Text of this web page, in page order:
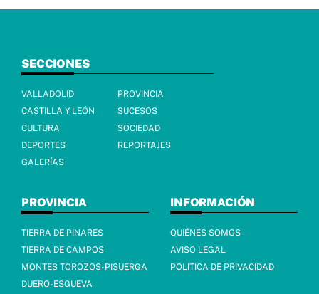
SECCIONES
VALLADOLID
PROVINCIA
CASTILLA Y LEÓN
SUCESOS
CULTURA
SOCIEDAD
DEPORTES
REPORTAJES
GALERÍAS
PROVINCIA
TIERRA DE PINARES
TIERRA DE CAMPOS
MONTES TOROZOS-PISUERGA
DUERO-ESGUEVA
INFORMACIÓN
QUIÉNES SOMOS
AVISO LEGAL
POLÍTICA DE PRIVACIDAD